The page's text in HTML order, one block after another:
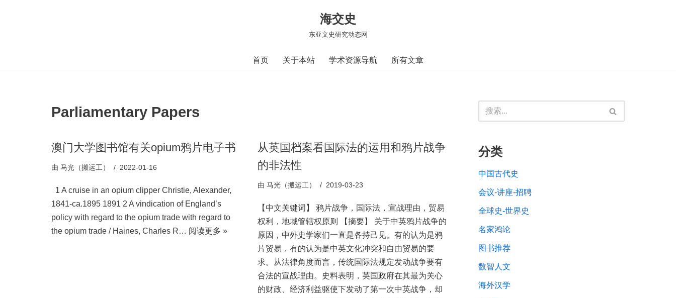
海交史
东亚文史研究动态网
首页 关于本站 学术资源导航 所有文章
Parliamentary Papers
澳门大学图书馆有关opium鸦片电子书
由 马光（搬运工） 2022-01-16
1 A cruise in an opium clipper Christie, Alexander,
1841-ca.1895 1891 2 A vindication of England’s
policy with regard to the opium trade with regard to
the opium trade / Haines, Charles R… 阅读更多 »
从英国档案看国际法的运用和鸦片战争
的非法性
由 马光（搬运工） 2019-03-23
【中文关键词】 鸦片战争，国际法，宣战理由，贸易
权利，地域管辖权原则 【摘要】 关于中英鸦片战争的
原因，中外史学家们一直是各持己见。有的认为是鸦
片贸易，有的认为是中英文化冲突和自由贸易的要
求。从法律角度而言，传统国际法规定发动战争要有
合法的宣战理由。史料表明，英国政府在其最为关心
的财政、经济利益驱使下发动了第一次中英战争，却
分类
中国古代史
会议-讲座-招聘
全球史-世界史
名家鸿论
图书推荐
数智人文
海外汉学